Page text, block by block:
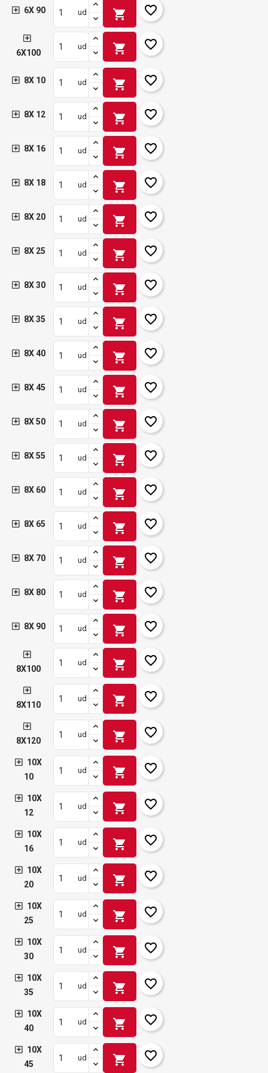
6X 90 ud shopping_cart favorite_border
6X100
ud shopping_cart favorite_border
8X 10 ud shopping_cart favorite_border
8X 12 ud shopping_cart favorite_border
8X 16 ud shopping_cart favorite_border
8X 18 ud shopping_cart favorite_border
8X 20 ud shopping_cart favorite_border
8X 25 ud shopping_cart favorite_border
8X 30 ud shopping_cart favorite_border
8X 35 ud shopping_cart favorite_border
8X 40 ud shopping_cart favorite_border
8X 45 ud shopping_cart favorite_border
8X 50 ud shopping_cart favorite_border
8X 55 ud shopping_cart favorite_border
8X 60 ud shopping_cart favorite_border
8X 65 ud shopping_cart favorite_border
8X 70 ud shopping_cart favorite_border
8X 80 ud shopping_cart favorite_border
8X 90 ud shopping_cart favorite_border
8X100
ud shopping_cart favorite_border
8X110
ud shopping_cart favorite_border
8X120
ud shopping_cart favorite_border
10X
10
ud shopping_cart favorite_border
10X
12
ud shopping_cart favorite_border
10X
16
ud shopping_cart favorite_border
10X
20
ud shopping_cart favorite_border
10X
25
ud shopping_cart favorite_border
10X
30
ud shopping_cart favorite_border
10X
35
ud shopping_cart favorite_border
10X
40
ud shopping_cart favorite_border
10X
45
ud shopping_cart favorite_border